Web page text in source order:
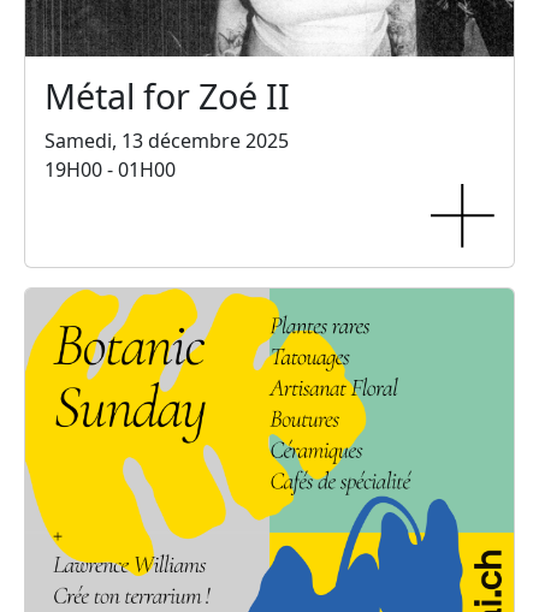
Métal for Zoé II
Samedi, 13 décembre 2025
19H00 - 01H00